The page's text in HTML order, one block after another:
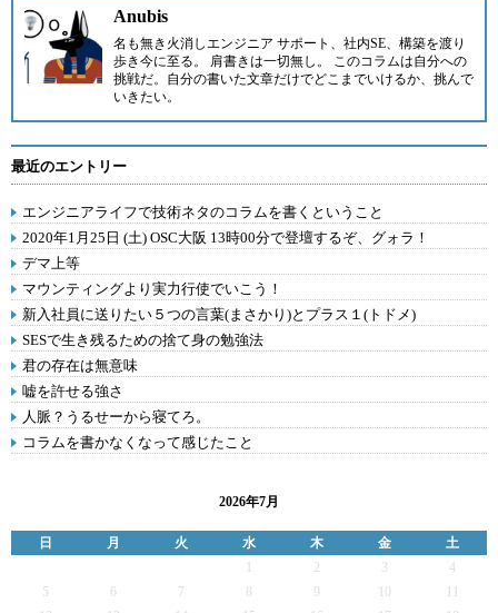
Anubis
名も無き火消しエンジニア サポート、社内SE、構築を渡り
歩き今に至る。 肩書きは一切無し。 このコラムは自分への
挑戦だ。自分の書いた文章だけでどこまでいけるか、挑んで
いきたい。
最近のエントリー
エンジニアライフで技術ネタのコラムを書くということ
2020年1月25日 (土) OSC大阪 13時00分で登壇するぞ、グォラ！
デマ上等
マウンティングより実力行使でいこう！
新入社員に送りたい５つの言葉(まさかり)とプラス１(トドメ)
SESで生き残るための捨て身の勉強法
君の存在は無意味
嘘を許せる強さ
人脈？うるせーから寝てろ。
コラムを書かなくなって感じたこと
2026年7月
日 月 火 水 木 金
土
2 3
4
5
6 7 9